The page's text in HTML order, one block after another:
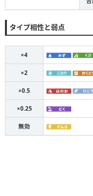
タイプ相性と弱点
×4
×2
×0.5
×0.25
無効